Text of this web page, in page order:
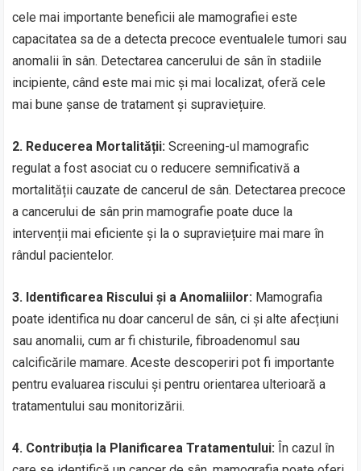
cele mai importante beneficii ale mamografiei este
capacitatea sa de a detecta precoce eventualele tumori sau
anomalii în sân. Detectarea cancerului de sân în stadiile
incipiente, când este mai mic și mai localizat, oferă cele
mai bune șanse de tratament și supraviețuire.
2. Reducerea Mortalității: Screening-ul mamografic
regulat a fost asociat cu o reducere semnificativă a
mortalității cauzate de cancerul de sân. Detectarea precoce
a cancerului de sân prin mamografie poate duce la
intervenții mai eficiente și la o supraviețuire mai mare în
rândul pacientelor.
3. Identificarea Riscului și a Anomaliilor: Mamografia
poate identifica nu doar cancerul de sân, ci și alte afecțiuni
sau anomalii, cum ar fi chisturile, fibroadenomul sau
calcificările mamare. Aceste descoperiri pot fi importante
pentru evaluarea riscului și pentru orientarea ulterioară a
tratamentului sau monitorizării.
4. Contribuția la Planificarea Tratamentului: În cazul în